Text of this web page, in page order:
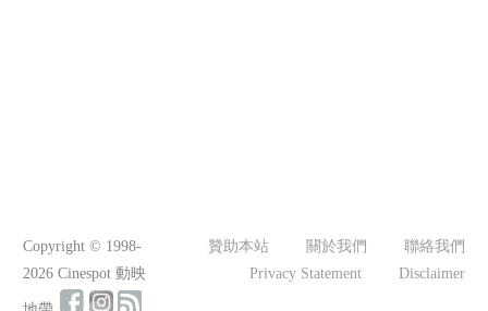
贊助本站 關於我們
聯絡我們
Privacy Statement
Disclaimer
Copyright © 1998-
2026 Cinespot 動映